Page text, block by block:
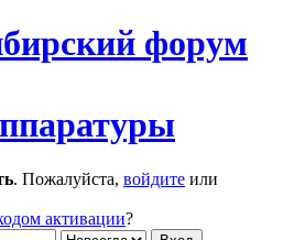
форум
. Пожалуйста, войдите или
активации?